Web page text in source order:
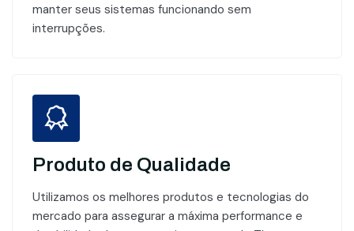
manter seus sistemas funcionando sem
interrupções.
Produto de Qualidade
Utilizamos os melhores produtos e tecnologias do
mercado para assegurar a máxima performance e